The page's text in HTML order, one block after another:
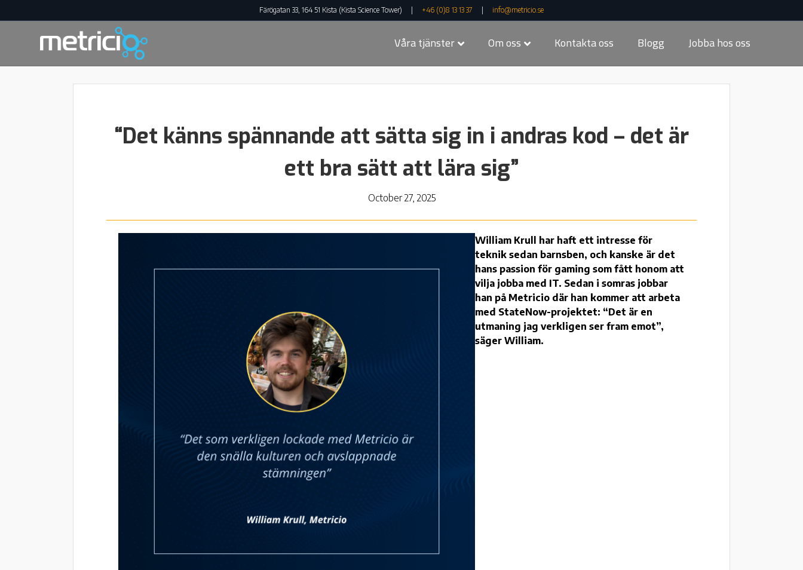
Färögatan 33, 164 51 Kista (Kista Science Tower) | +46 (0)8 13 13 37 info@metricio.se
Våra tjänster Om oss Kontakta oss Blogg Jobba hos oss
“Det känns spännande att sätta sig in i andras kod – det är
ett bra sätt att lära sig”
October 27, 2025
William Krull har haft ett intresse för
teknik sedan barnsben, och kanske är det
hans passion för gaming som fått honom att
vilja jobba med IT. Sedan i somras jobbar
han på Metricio där han kommer att arbeta
med StateNow-projektet: “Det är en
utmaning jag verkligen ser fram emot”,
säger William.